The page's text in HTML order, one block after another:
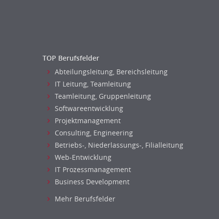
Investment-Banking
Kreditanalyse
Banken, Finanzdienstleister und
Versicherungen Leitung, Teamleitung
Mergers & Acquisitions
Privatkundengeschäft
Mathematik, Produkt, Statistik
Versicherung: Sachbearbeitung
Ausbilder
TOP Berufsfelder
Abteilungsleitung, Bereichsleitung
IT Leitung, Teamleitung
Teamleitung, Gruppenleitung
Softwareentwicklung
Projektmanagement
Consulting, Engineering
Betriebs-, Niederlassungs-, Filialleitung
Web-Entwicklung
IT Prozessmanagement
Business Development
Mehr Berufsfelder